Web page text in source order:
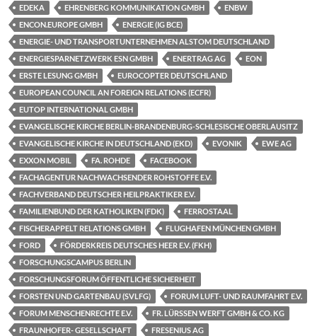
EDEKA EHRENBERG KOMMUNIKATION GMBH
ENBW
ENCON.EUROPE GMBH
ENERGIE (IG BCE)
ENERGIE- UND TRANSPORTUNTERNEHMEN ALSTOM DEUTSCHLAND
ENERGIESPARNETZWERK ESN GMBH
ENERTRAG AG
EON
ERSTE LESUNG GMBH
EUROCOPTER DEUTSCHLAND
EUROPEAN COUNCIL AN FOREIGN RELATIONS (ECFR)
EUTOP INTERNATIONAL GMBH
EVANGELISCHE KIRCHE BERLIN-BRANDENBURG-SCHLESISCHE OBERLAUSITZ
EVANGELISCHE KIRCHE IN DEUTSCHLAND (EKD)
EVONIK
EWE AG
EXXON MOBIL
FA. ROHDE
FACEBOOK
FACHAGENTUR NACHWACHSENDER ROHSTOFFE E.V.
FACHVERBAND DEUTSCHER HEILPRAKTIKER E.V.
FAMILIENBUND DER KATHOLIKEN (FDK)
FERROSTAAL
FISCHERAPPELT RELATIONS GMBH
FLUGHAFEN MÜNCHEN GMBH
FORD
FÖRDERKREIS DEUTSCHES HEER E.V. (FKH)
FORSCHUNGSCAMPUS BERLIN
FORSCHUNGSFORUM ÖFFENTLICHE SICHERHEIT
FORSTEN UND GARTENBAU (SVLFG)
FORUM LUFT- UND RAUMFAHRT E.V.
FORUM MENSCHENRECHTE E.V.
FR. LÜRSSEN WERFT GMBH & CO. KG
FRAUNHOFER- GESELLSCHAFT
FRESENIUS AG